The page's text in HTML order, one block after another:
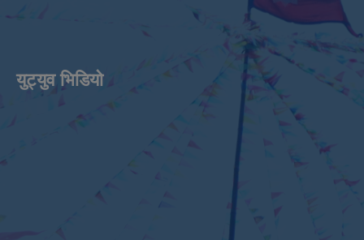
युट्युव भिडियाे